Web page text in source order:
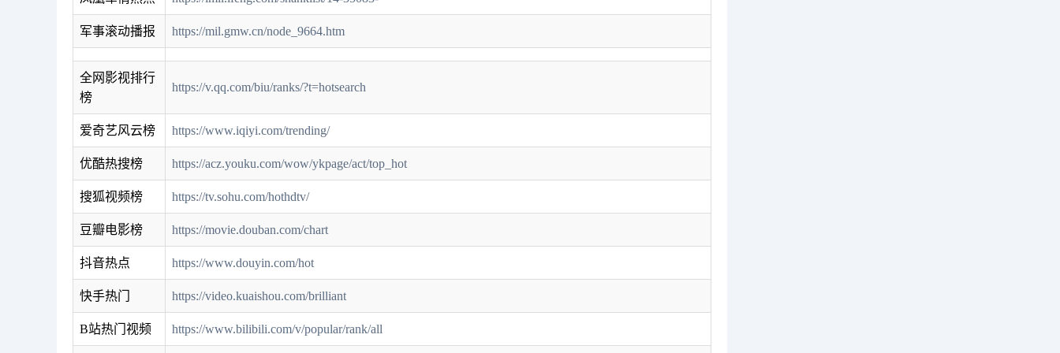
军事滚动播报 https://mil.gmw.cn/node_9664.htm
全网影视排行
榜
https://v.qq.com/biu/ranks/?t=hotsearch
爱奇艺风云榜 https://www.iqiyi.com/trending/
优酷热搜榜 https://acz.youku.com/wow/ykpage/act/top_hot
搜狐视频榜 https://tv.sohu.com/hothdtv/
豆瓣电影榜 https://movie.douban.com/chart
抖音热点 https://www.douyin.com/hot
快手热门 https://video.kuaishou.com/brilliant
B站热门视频 https://www.bilibili.com/v/popular/rank/all